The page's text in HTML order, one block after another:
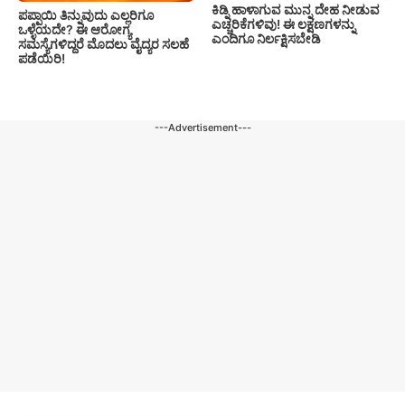
ಪಪ್ಪಾಯಿ ತಿನ್ನುವುದು ಎಲ್ಲರಿಗೂ
ಒಳ್ಳೆಯದೇ? ಈ ಆರೋಗ್ಯ
ಸಮಸ್ಯೆಗಳಿದ್ದರೆ ಮೊದಲು ವೈದ್ಯರ ಸಲಹೆ
ಪಡೆಯಿರಿ!
ಕಿಡ್ನಿ ಹಾಳಾಗುವ ಮುನ್ನ ದೇಹ ನೀಡುವ
ಎಚ್ಚರಿಕೆಗಳಿವು! ಈ ಲಕ್ಷಣಗಳನ್ನು
ಎಂದಿಗೂ ನಿರ್ಲಕ್ಷಿಸಬೇಡಿ
---Advertisement---